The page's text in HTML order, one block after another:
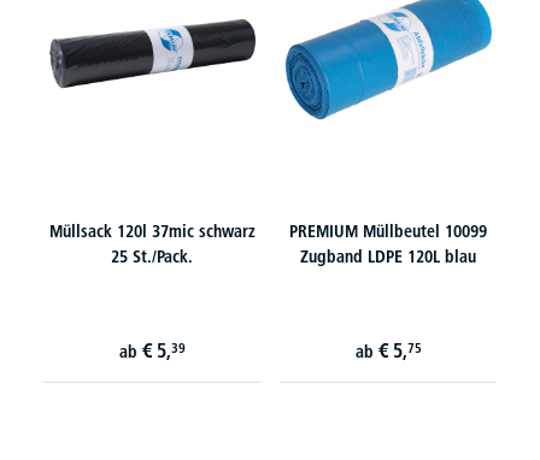
Müllsack 120l 37mic schwarz
25 St./Pack.
ab € 5,39
PREMIUM Müllbeutel 10099
Zugband LDPE 120L blau
ab € 5,75